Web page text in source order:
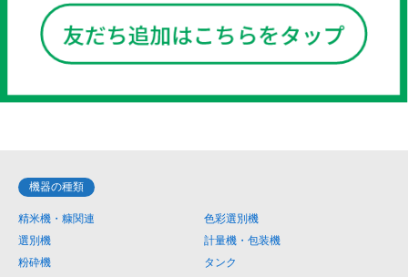
機器の種類
精米機・糠関連
色彩選別機
選別機
計量機・包装機
粉砕機
タンク